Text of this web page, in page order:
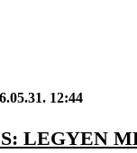
12:44
LEGYEN